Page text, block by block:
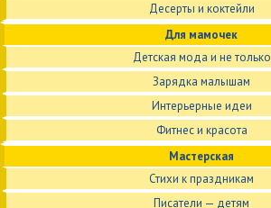
Десерты и коктейли
Для мамочек
Детская мода и не только
Зарядка малышам
Интерьерные идеи
Фитнес и красота
Мастерская
Стихи к праздникам
Писатели — детям